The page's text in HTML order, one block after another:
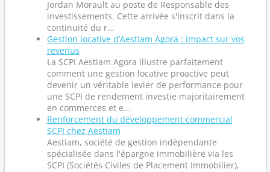
Jordan Morault au poste de Responsable des
investissements. Cette arrivée s'inscrit dans la
continuité du r...
Gestion locative d’Aestiam Agora : impact sur vos
revenus
La SCPI Aestiam Agora illustre parfaitement
comment une gestion locative proactive peut
devenir un véritable levier de performance pour
une SCPI de rendement investie majoritairement
en commerces et e...
Renforcement du développement commercial
SCPI chez Aestiam
Aestiam, société de gestion indépendante
spécialisée dans l'épargne immobilière via les
SCPI (Sociétés Civiles de Placement Immobilier),